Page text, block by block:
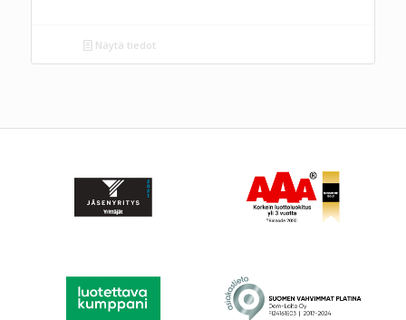
Näytä tiedot